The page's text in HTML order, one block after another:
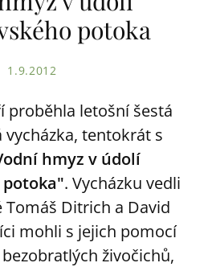
potoka
1.9.2012
proběhla letošní šestá
tentokrát s
hmyz v údolí
. Vycházku vedli
Ditrich a David
mohli s jejich pomocí
živočichů,